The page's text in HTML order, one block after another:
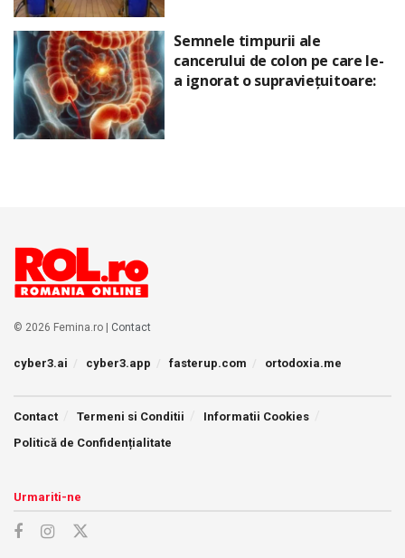
Semnele timpurii ale
cancerului de colon pe care le-
a ignorat o supraviețuitoare:
© 2026 Femina.ro | Contact
cyber3.ai cyber3.app fasterup.com ortodoxia.me
Contact Termeni si Conditii
Informatii Cookies
Politică de Confidențialitate
Urmariti-ne